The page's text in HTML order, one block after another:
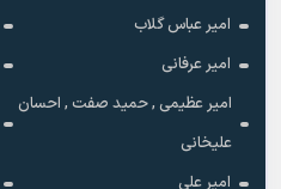
امیر عباس گلاب
امیر عرفانی
امیر عظیمی , حمید صفت , احسان
علیخانی
امیر علی